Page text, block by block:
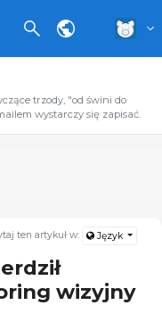
trzody, "od świni do
wystarczy się zapisać.
ten artykuł w: Język
wizyjny